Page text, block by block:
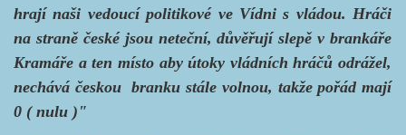
hrají naši vedoucí politikové ve Vídni s vládou. Hráči
na straně české jsou neteční, důvěřují slepě v brankáře
Kramáře a ten místo aby útoky vládních hráčů odrážel,
nechává českou branku stále volnou, takže pořád mají
0 ( nulu )"